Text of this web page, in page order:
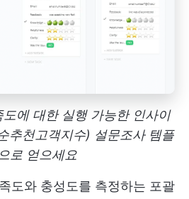
에 대한 실행 가능한 인사이
추천고객지수) 설문조사 템플
로 얻으세요
도와 충성도를 측정하는 포괄